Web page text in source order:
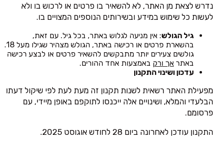
נדרש לצאת מן האתר, לא להשאיר בו פרטים או לרכוש בו ולא
לעשות כל שימוש במידע ובשירותים הנוספים המצויים בו.
גיל הגולש: אין מניעה לגלוש באתר, בכל גיל. עם זאת,
בהשארת פרטים או רכישה באתר, הגולש מצהיר שגילו מעל 18.
גולשים צעירים יותר מתבקשים להשאיר פרטים או לבצע רכישה
באתר אך ורק באמצעות אחד ההורים.
עדכון ושינוי התקנון
מפעילת האתר רשאית לשנות תקנון זה מעת לעת לפי שיקול דעתו
הבלעדי והמלא, ושינויים אלה ייכנסו לתוקפם באופן מיידי, עם
פרסומם.
התקנון עודכן לאחרונה ביום 28 לחודש אוגוסט 2025.